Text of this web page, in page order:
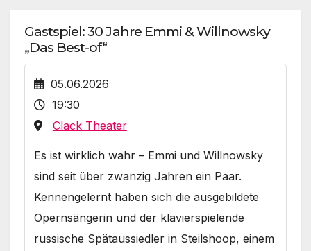
Gastspiel: 30 Jahre Emmi & Willnowsky
„Das Best-of“
05.06.2026
19:30
Clack Theater
Es ist wirklich wahr – Emmi und Willnowsky
sind seit über zwanzig Jahren ein Paar.
Kennengelernt haben sich die ausgebildete
Opernsängerin und der klavierspielende
russische Spätaussiedler in Steilshoop, einem